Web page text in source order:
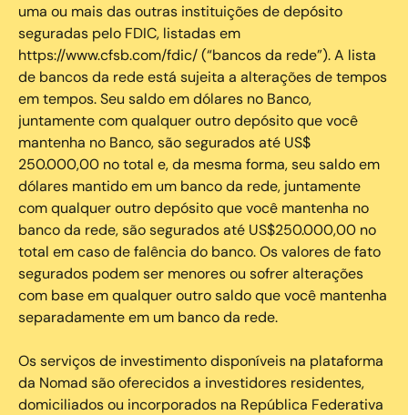
uma ou mais das outras instituições de depósito
seguradas pelo FDIC, listadas em
https://www.cfsb.com/fdic/ (“bancos da rede”). A lista
de bancos da rede está sujeita a alterações de tempos
em tempos. Seu saldo em dólares no Banco,
juntamente com qualquer outro depósito que você
mantenha no Banco, são segurados até US$
250.000,00 no total e, da mesma forma, seu saldo em
dólares mantido em um banco da rede, juntamente
com qualquer outro depósito que você mantenha no
banco da rede, são segurados até US$250.000,00 no
total em caso de falência do banco. Os valores de fato
segurados podem ser menores ou sofrer alterações
com base em qualquer outro saldo que você mantenha
separadamente em um banco da rede.
Os serviços de investimento disponíveis na plataforma
da Nomad são oferecidos a investidores residentes,
domiciliados ou incorporados na República Federativa